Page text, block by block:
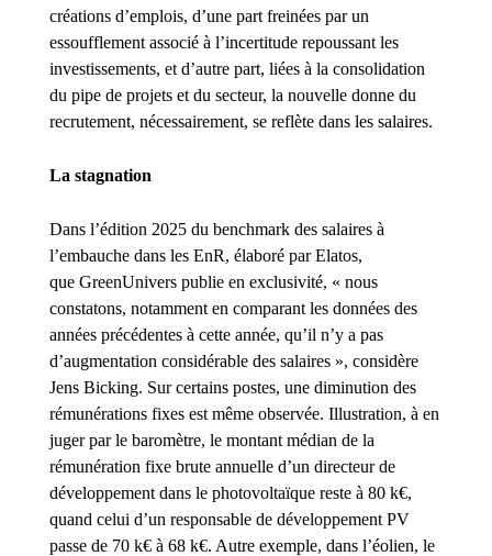
créations d’emplois, d’une part freinées par un
essoufflement associé à l’incertitude repoussant les
investissements, et d’autre part, liées à la consolidation
du pipe de projets et du secteur, la nouvelle donne du
recrutement, nécessairement, se reflète dans les salaires.
La stagnation
Dans l’édition 2025 du benchmarkdes salaires à
l’embauche dans les EnR, élaboré par Elatos,
que GreenUniverspublie en exclusivité, « nous
constatons, notamment en comparant les données des
années précédentes à cette année, qu’il n’y a pas
d’augmentation considérable des salaires », considère
Jens Bicking. Sur certains postes, une diminution des
rémunérations fixes est même observée. Illustration, à en
juger par le baromètre, le montant médian de la
rémunération fixe brute annuelle d’un directeur de
développement dans le photovoltaïque reste à 80 k€,
quand celui d’un responsable de développement PV
passe de 70 k€ à 68 k€. Autre exemple, dans l’éolien, le